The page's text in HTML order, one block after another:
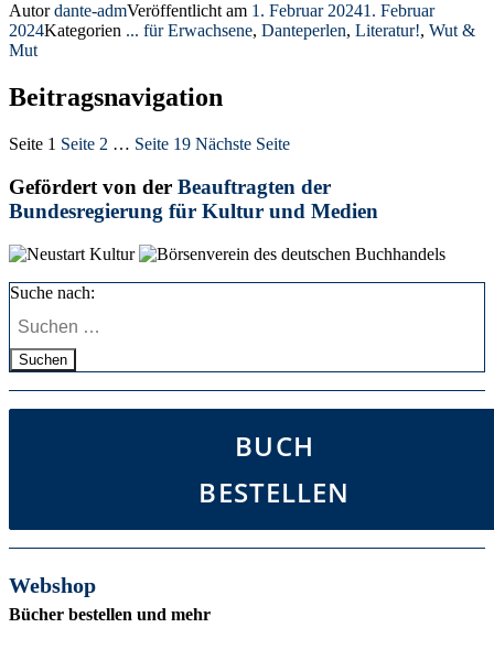
Autordante-admVeröffentlicht am 1. Februar 20241. Februar
2024Kategorien ... für Erwachsene, Danteperlen, Literatur!, Wut &
Mut
Beitragsnavigation
Seite 1 Seite 2 … Seite 19 Nächste Seite
Gefördert von der Beauftragten der
Bundesregierung für Kultur und Medien
Suche nach:
Suchen
BUCH
BESTELLEN
Webshop
Bücher bestellen und mehr